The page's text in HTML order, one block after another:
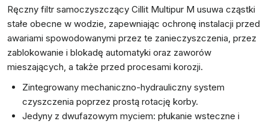
Ręczny filtr samoczyszczący Cillit Multipur M usuwa cząstki
stałe obecne w wodzie, zapewniając ochronę instalacji przed
awariami spowodowanymi przez te zanieczyszczenia, przez
zablokowanie i blokadę automatyki oraz zaworów
mieszających, a także przed procesami korozji.
Zintegrowany mechaniczno-hydrauliczny system
czyszczenia poprzez prostą rotację korby.
Jedyny z dwufazowym myciem: płukanie wsteczne i